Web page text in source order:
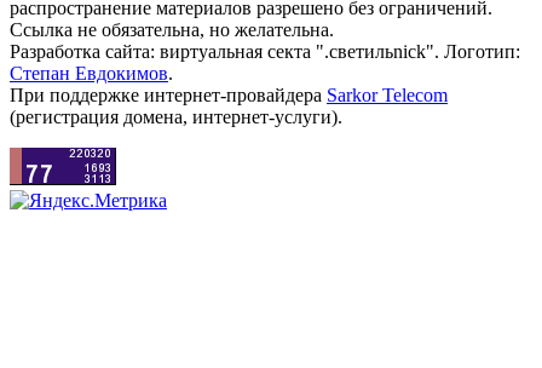
распространение материалов разрешено без ограничений.
Ссылка не обязательна, но желательна.
Разработка сайта: виртуальная секта ".светильnick". Логотип:
Степан Евдокимов.
При поддержке интернет-провайдера Sarkor Telecom
(регистрация домена, интернет-услуги).